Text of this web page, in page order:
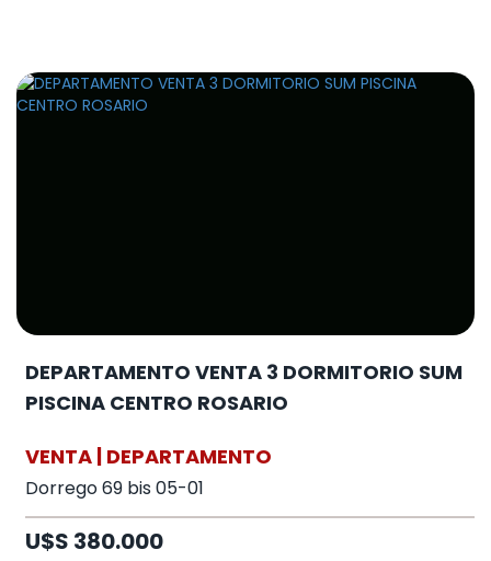
DEPARTAMENTO VENTA 3 DORMITORIO SUM
PISCINA CENTRO ROSARIO
VENTA | DEPARTAMENTO
Dorrego 69 bis 05-01
U$S 380.000